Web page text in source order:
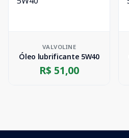
VALVOLINE
Óleo lubrificante 5W40
R$ 51,00